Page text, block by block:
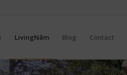
LivingNâm Blog Contact